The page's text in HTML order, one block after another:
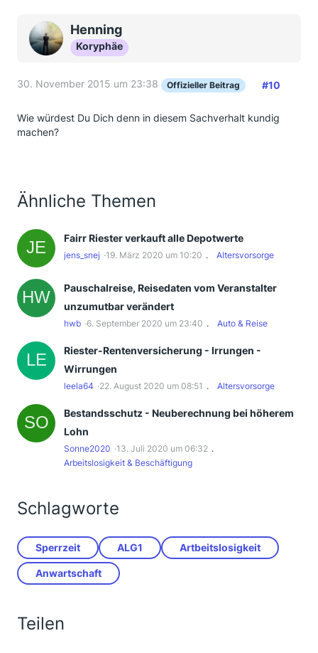
Henning
Koryphäe
30. November 2015 um 23:38 Offizieller Beitrag #10
Wie würdest Du Dich denn in diesem Sachverhalt kundig
machen?
Ähnliche Themen
Fairr Riester verkauft alle Depotwerte
jens_snej 19. März 2020 um 10:20 Altersvorsorge
Pauschalreise, Reisedaten vom Veranstalter
unzumutbar verändert
hwb 6. September 2020 um 23:40 Auto & Reise
Riester-Rentenversicherung - Irrungen -
Wirrungen
leela64 22. August 2020 um 08:51 Altersvorsorge
Bestandsschutz - Neuberechnung bei höherem
Lohn
Sonne2020
13. Juli 2020 um 06:32
Arbeitslosigkeit & Beschäftigung
Schlagworte
Sperrzeit ALG1 Artbeitslosigkeit
Anwartschaft
Teilen